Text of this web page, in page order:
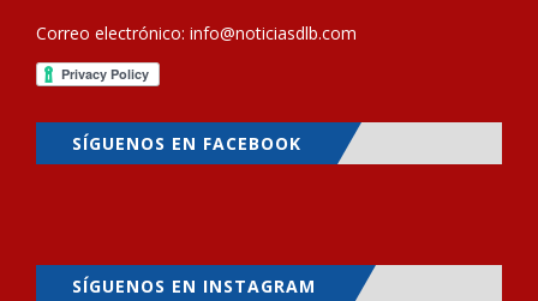
Correo electrónico: info@noticiasdlb.com
SÍGUENOS EN FACEBOOK
SÍGUENOS EN INSTAGRAM